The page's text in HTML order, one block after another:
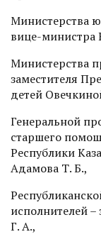
Министерства
вице-министра
Министерства
заместителя
детей
Генеральной
старшего
Республики
Адамова Т. Б.,
исполнителей –
Г. А.,